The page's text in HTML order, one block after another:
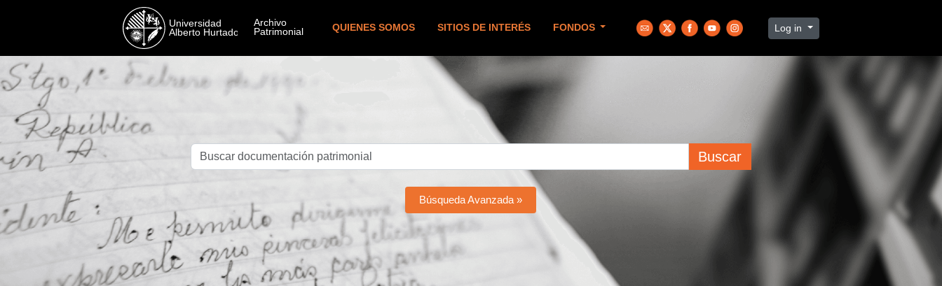
QUIENES SOMOS SITIOS DE INTERÉS FONDOS Log in
Buscar
Búsqueda Avanzada »